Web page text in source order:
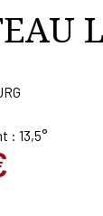
: 13,5°